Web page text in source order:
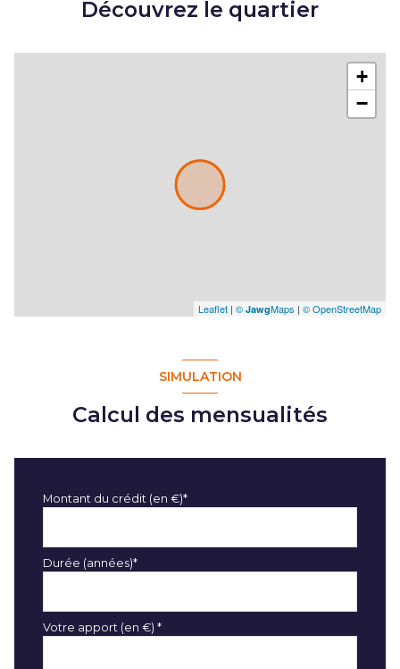
accès handicapé
Découvrez le quartier
+
−
Leaflet | © JawgMaps | © OpenStreetMap
SIMULATION
Calcul des mensualités
Montant du crédit (en €)*
Durée (années)*
Votre apport (en €) *